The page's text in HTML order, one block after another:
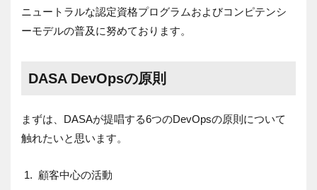
ニュートラルな認定資格プログラムおよびコンピテンシ
ーモデルの普及に努めております。
DASA DevOpsの原則
まずは、DASAが提唱する6つのDevOpsの原則について
触れたいと思います。
顧客中心の活動